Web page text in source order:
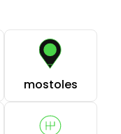
mostoles